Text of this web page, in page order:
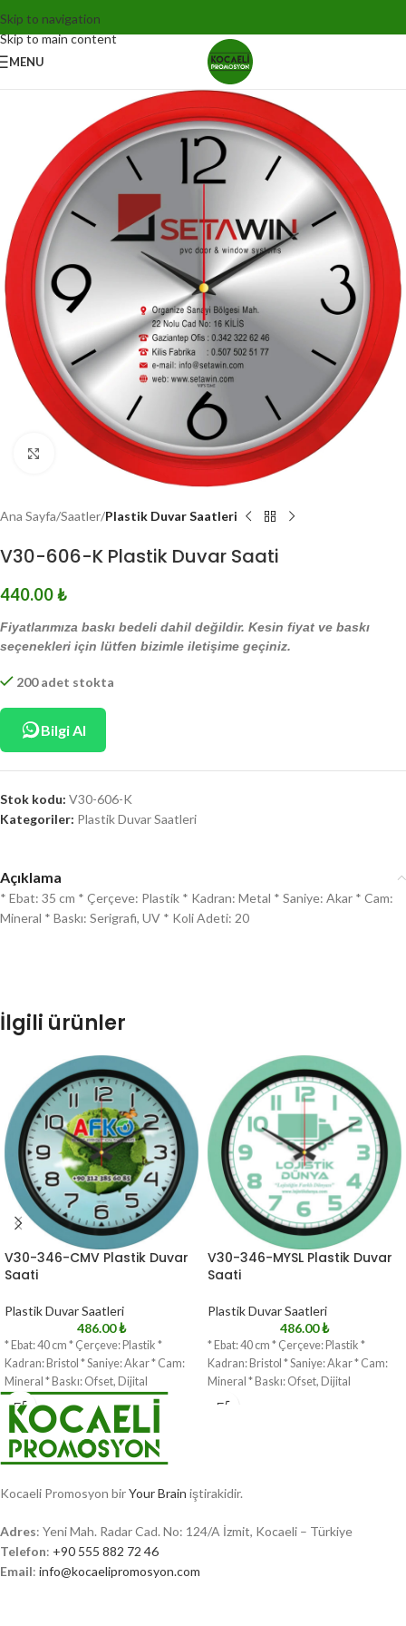
Skip to navigation
Skip to main content
MENU
Click to enlarge
Ana Sayfa Saatler Plastik Duvar Saatleri
V30-606-K Plastik Duvar Saati
440.00₺
Fiyatlarımıza baskı bedeli dahil değildir. Kesin fiyat ve baskı
seçenekleri için lütfen bizimle iletişime geçiniz.
200 adet stokta
Bilgi Al
Stok kodu: V30-606-K
Kategoriler: Plastik Duvar Saatleri
Açıklama
* Ebat: 35 cm * Çerçeve: Plastik * Kadran: Metal * Saniye: Akar * Cam:
Mineral * Baskı: Serigrafi, UV * Koli Adeti: 20
İlgili ürünler
V30-346-CMV Plastik Duvar
Saati
Plastik Duvar Saatleri
486.00₺
* Ebat: 40 cm * Çerçeve: Plastik *
Kadran: Bristol * Saniye: Akar * Cam:
Mineral * Baskı: Ofset, Dijital
V30-346-MYSL Plastik Duvar
Saati
Plastik Duvar Saatleri
486.00₺
* Ebat: 40 cm * Çerçeve: Plastik *
Kadran: Bristol * Saniye: Akar * Cam:
Mineral * Baskı: Ofset, Dijital
Kocaeli Promosyon birYour Brain iştirakidir.
Adres: Yeni Mah. Radar Cad. No: 124/A İzmit, Kocaeli – Türkiye
Telefon: +90 555 882 72 46
Email: info@kocaelipromosyon.com